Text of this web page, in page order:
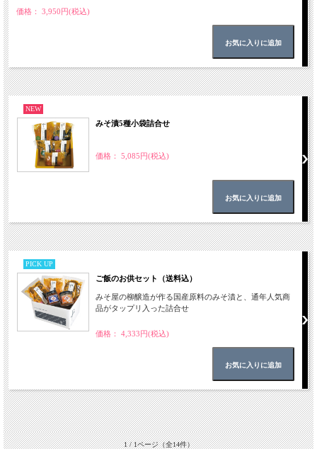
価格： 3,950円(税込)
NEW
みそ漬5種小袋詰合せ
価格： 5,085円(税込)
PICK UP
ご飯のお供セット（送料込）
みそ屋の柳醸造が作る国産原料のみそ漬と、通年人気商
品がタップリ入った詰合せ
価格： 4,333円(税込)
1 / 1ページ（全14件）